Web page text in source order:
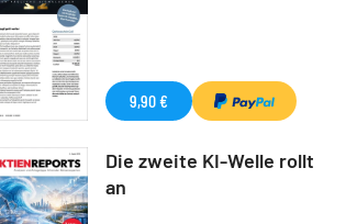
9,90 €
Die zweite KI-Welle rollt
an